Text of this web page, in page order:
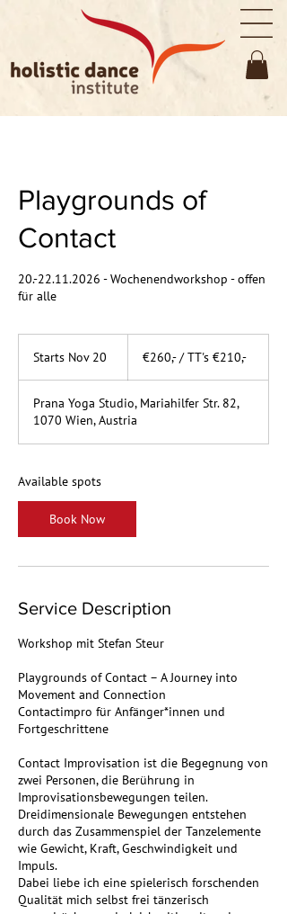
Playgrounds of
Contact
20.-22.11.2026 - Wochenendworkshop - offen
für alle
Starts Nov 20
r
t
s
TT's€260,- / TT's €210,-
Prana Yoga Studio, Mariahilfer Str. 82,
1070 Wien, Austria
Available spots
Book Now
Service Description
Workshop mit Stefan Steur
Playgrounds of Contact – A Journey into
Movement and Connection
Contactimpro für Anfänger*innen und
Fortgeschrittene
Contact Improvisation ist die Begegnung von
zwei Personen, die Berührung in
Improvisationsbewegungen teilen.
Dreidimensionale Bewegungen entstehen
durch das Zusammenspiel der Tanzelemente
wie Gewicht, Kraft, Geschwindigkeit und
Impuls.
Dabei liebe ich eine spielerisch forschenden
Qualität mich selbst frei tänzerisch